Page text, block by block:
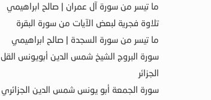
ما تيسر من سورة آل عمران | صالح ابراهيمي
تلاوة فجرية لبعض الآيات من سورة البقرة
ما تيسر من سورة السجدة | صالح ابراهيمي
سورة البروج الشيخ شمس الدين أبويونس القل
الجزائر
سورة الجمعة أبو يونس شمس الدين الجزائري